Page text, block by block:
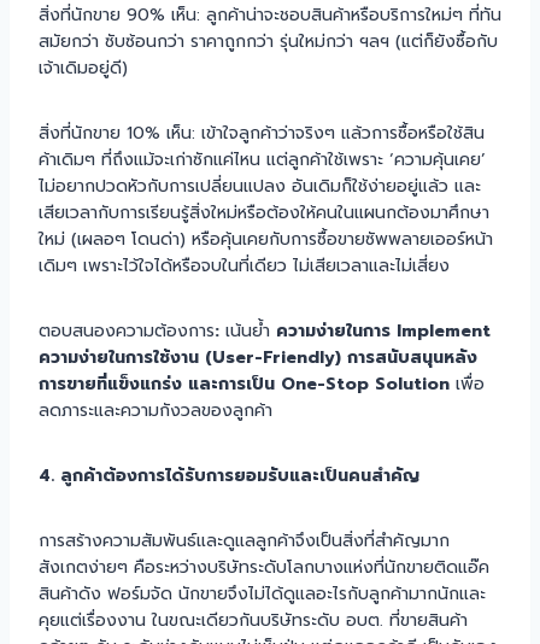
สิ่งที่นักขาย 90% เห็น: ลูกค้าน่าจะชอบสินค้าหรือบริการใหม่ๆ ที่ทัน
สมัยกว่า ซับซ้อนกว่า ราคาถูกกว่า รุ่นใหม่กว่า ฯลฯ (แต่ก็ยังซื้อกับ
เจ้าเดิมอยู่ดี)
สิ่งที่นักขาย 10% เห็น: เข้าใจลูกค้าว่าจริงๆ แล้วการซื้อหรือใช้สิน
ค้าเดิมๆ ที่ถึงแม้จะเก่าซักแค่ไหน แต่ลูกค้าใช้เพราะ ‘ความคุ้นเคย’
ไม่อยากปวดหัวกับการเปลี่ยนแปลง อันเดิมก็ใช้ง่ายอยู่แล้ว และ
เสียเวลากับการเรียนรู้สิ่งใหม่หรือต้องให้คนในแผนกต้องมาศึกษา
ใหม่ (เผลอๆ โดนด่า) หรือคุ้นเคยกับการซื้อขายซัพพลายเออร์หน้า
เดิมๆ เพราะไว้ใจได้หรือจบในที่เดียว ไม่เสียเวลาและไม่เสี่ยง
ตอบสนองความต้องการ: เน้นย้ำ ความง่ายในการ Implement
ความง่ายในการใช้งาน (User-Friendly) การสนับสนุนหลัง
การขายที่แข็งแกร่ง และการเป็น One-Stop Solution เพื่อ
ลดภาระและความกังวลของลูกค้า
4. ลูกค้าต้องการได้รับการยอมรับและเป็นคนสำคัญ
การสร้างความสัมพันธ์และดูแลลูกค้าจึงเป็นสิ่งที่สำคัญมาก
สังเกตง่ายๆ คือระหว่างบริษัทระดับโลกบางแห่งที่นักขายติดแอ๊ค
สินค้าดัง ฟอร์มจัด นักขายจึงไม่ได้ดูแลอะไรกับลูกค้ามากนักและ
คุยแต่เรื่องงาน ในขณะเดียวกันบริษัทระดับ อบต. ที่ขายสินค้า